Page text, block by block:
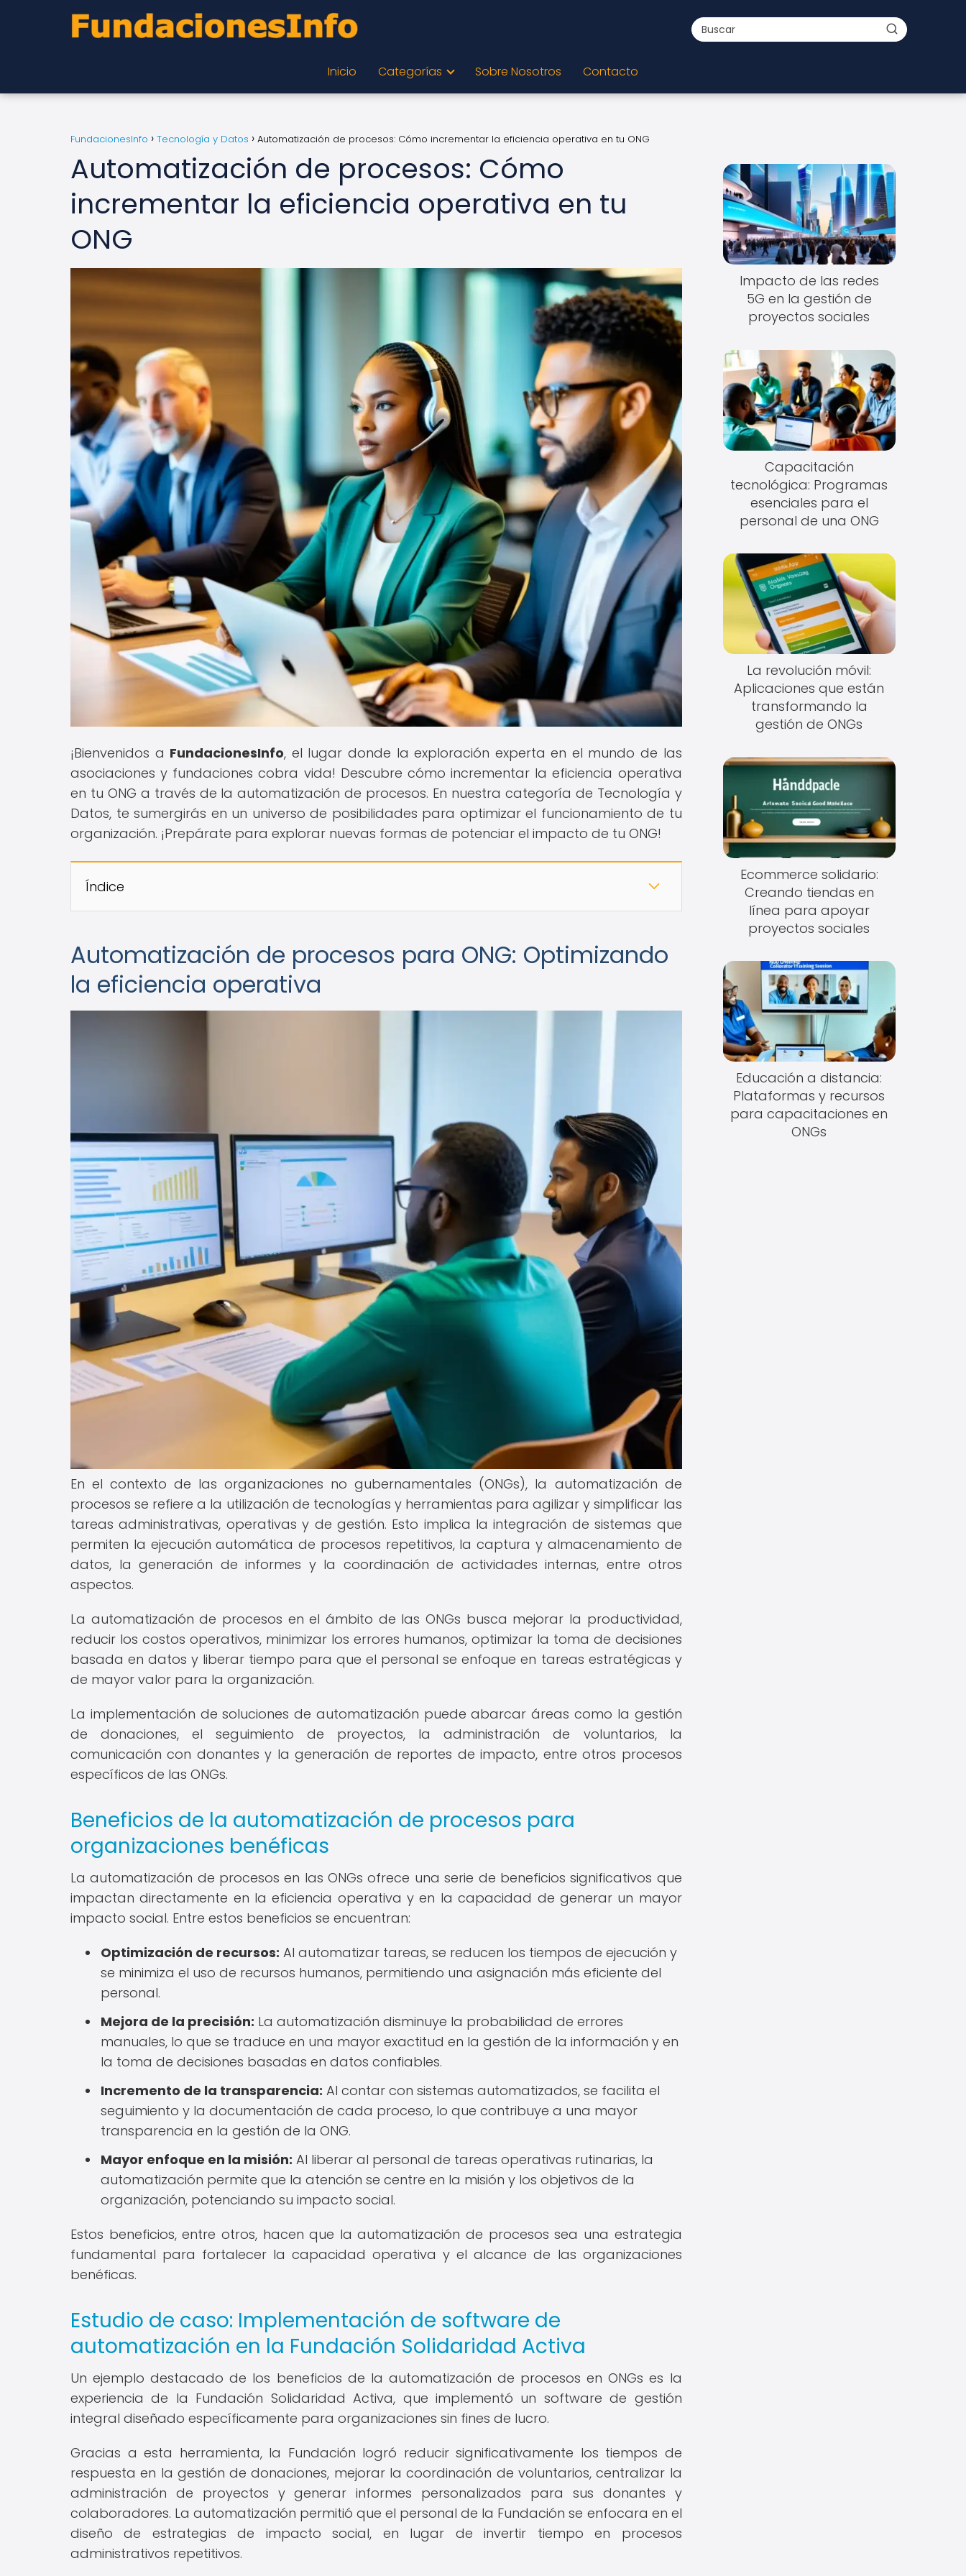
Inicio Categorías Sobre Nosotros Contacto
FundacionesInfo Tecnología y Datos Automatización de procesos: Cómo incrementar la eficiencia operativa en tu ONG
Automatización de procesos: Cómo
incrementar la eficiencia operativa en tu
ONG
¡Bienvenidos a FundacionesInfo, el lugar donde la exploración experta en el mundo de las
asociaciones y fundaciones cobra vida! Descubre cómo incrementar la eficiencia operativa
en tu ONG a través de la automatización de procesos. En nuestra categoría de Tecnología y
Datos, te sumergirás en un universo de posibilidades para optimizar el funcionamiento de tu
organización. ¡Prepárate para explorar nuevas formas de potenciar el impacto de tu ONG!
Índice
Automatización de procesos para ONG: Optimizando
la eficiencia operativa
En el contexto de las organizaciones no gubernamentales (ONGs), la automatización de
procesos se refiere a la utilización de tecnologías y herramientas para agilizar y simplificar las
tareas administrativas, operativas y de gestión. Esto implica la integración de sistemas que
permiten la ejecución automática de procesos repetitivos, la captura y almacenamiento de
datos, la generación de informes y la coordinación de actividades internas, entre otros
aspectos.
La automatización de procesos en el ámbito de las ONGs busca mejorar la productividad,
reducir los costos operativos, minimizar los errores humanos, optimizar la toma de decisiones
basada en datos y liberar tiempo para que el personal se enfoque en tareas estratégicas y
de mayor valor para la organización.
La implementación de soluciones de automatización puede abarcar áreas como la gestión
de donaciones, el seguimiento de proyectos, la administración de voluntarios, la
comunicación con donantes y la generación de reportes de impacto, entre otros procesos
específicos de las ONGs.
Beneficios de la automatización de procesos para
organizaciones benéficas
La automatización de procesos en las ONGs ofrece una serie de beneficios significativos que
impactan directamente en la eficiencia operativa y en la capacidad de generar un mayor
impacto social. Entre estos beneficios se encuentran:
Optimización de recursos: Al automatizar tareas, se reducen los tiempos de ejecución y
se minimiza el uso de recursos humanos, permitiendo una asignación más eficiente del
personal.
Mejora de la precisión: La automatización disminuye la probabilidad de errores
manuales, lo que se traduce en una mayor exactitud en la gestión de la información y en
la toma de decisiones basadas en datos confiables.
Incremento de la transparencia: Al contar con sistemas automatizados, se facilita el
seguimiento y la documentación de cada proceso, lo que contribuye a una mayor
transparencia en la gestión de la ONG.
Mayor enfoque en la misión: Al liberar al personal de tareas operativas rutinarias, la
automatización permite que la atención se centre en la misión y los objetivos de la
organización, potenciando su impacto social.
Estos beneficios, entre otros, hacen que la automatización de procesos sea una estrategia
fundamental para fortalecer la capacidad operativa y el alcance de las organizaciones
benéficas.
Estudio de caso: Implementación de software de
automatización en la Fundación Solidaridad Activa
Un ejemplo destacado de los beneficios de la automatización de procesos en ONGs es la
experiencia de la Fundación Solidaridad Activa, que implementó un software de gestión
integral diseñado específicamente para organizaciones sin fines de lucro.
Gracias a esta herramienta, la Fundación logró reducir significativamente los tiempos de
respuesta en la gestión de donaciones, mejorar la coordinación de voluntarios, centralizar la
administración de proyectos y generar informes personalizados para sus donantes y
colaboradores. La automatización permitió que el personal de la Fundación se enfocara en el
diseño de estrategias de impacto social, en lugar de invertir tiempo en procesos
administrativos repetitivos.
Impacto de las redes
5G en la gestión de
proyectos sociales
Capacitación
tecnológica: Programas
esenciales para el
personal de una ONG
La revolución móvil:
Aplicaciones que están
transformando la
gestión de ONGs
Ecommerce solidario:
Creando tiendas en
línea para apoyar
proyectos sociales
Educación a distancia:
Plataformas y recursos
para capacitaciones en
ONGs